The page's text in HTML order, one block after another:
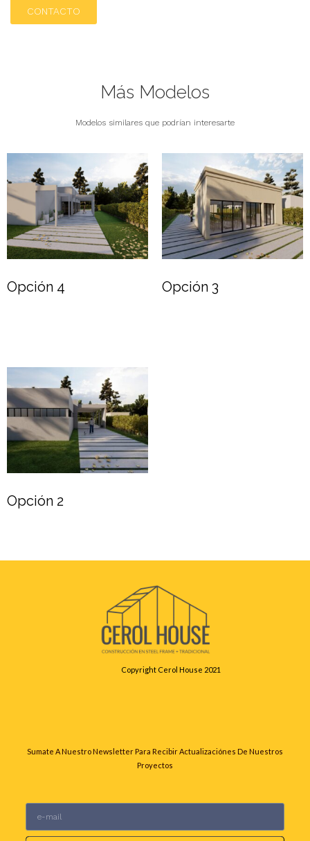
CONTACTO
Más Modelos
Modelos similares que podrían interesarte
Opción 4 Opción 3
Opción 2
Copyright Cerol House 2021
Sumate A Nuestro Newsletter Para Recibir Actualizaciónes De Nuestros
Proyectos